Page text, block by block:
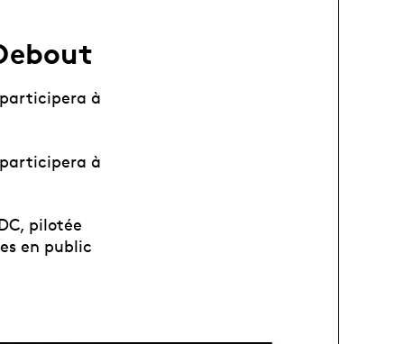
participera à
participera à
pilotée
en public